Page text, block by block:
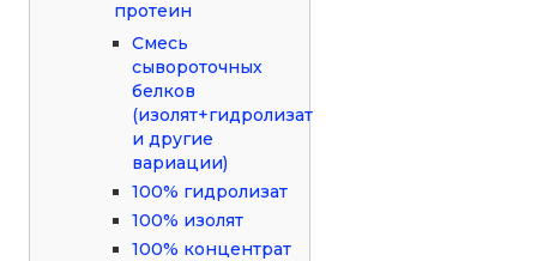
протеин
Смесь
сывороточных
белков
(изолят+гидролизат
и другие
вариации)
100% гидролизат
100% изолят
100% концентрат